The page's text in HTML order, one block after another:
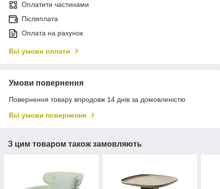
Оплатити частинами
Післяплата
Оплата на рахунок
Всі умови оплати
Умови повернення
Повернення товару впродовж 14 днів за домовленістю
Всі умови повернення
З цим товаром також замовляють